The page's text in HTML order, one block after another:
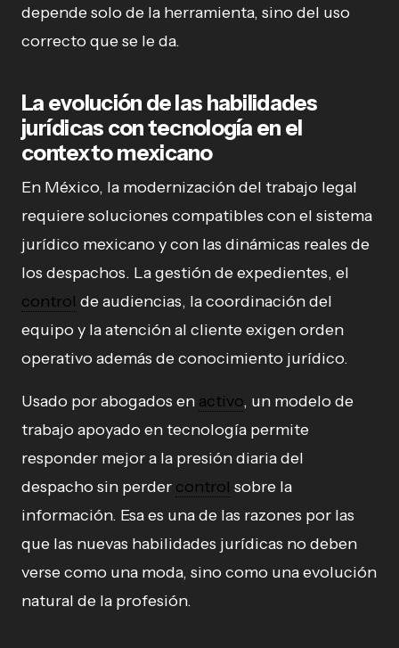
depende solo de la herramienta, sino del uso
correcto que se le da.
La evolución de las habilidades
jurídicas con tecnología en el
contexto mexicano
En México, la modernización del trabajo legal
requiere soluciones compatibles con el sistema
jurídico mexicano y con las dinámicas reales de
los despachos. La gestión de expedientes, el
control de audiencias, la coordinación del
equipo y la atención al cliente exigen orden
operativo además de conocimiento jurídico.
Usado por abogados en activo, un modelo de
trabajo apoyado en tecnología permite
responder mejor a la presión diaria del
despacho sin perder control sobre la
información. Esa es una de las razones por las
que las nuevas habilidades jurídicas no deben
verse como una moda, sino como una evolución
natural de la profesión.